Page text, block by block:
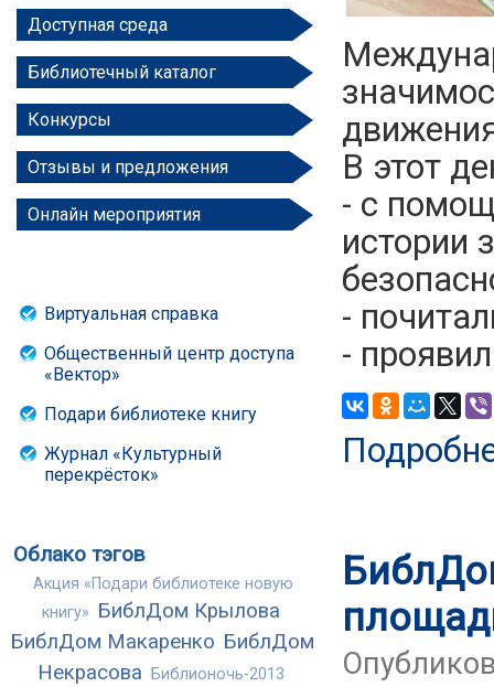
Доступная среда
Библиотечный каталог
Конкурсы
Отзывы и предложения
Онлайн мероприятия
Виртуальная справка
Общественный центр доступа
«Вектор»
Подари библиотеке книгу
Журнал «Культурный
перекрёсток»
Облако тэгов
Акция «Подари библиотеке новую
книгу» БиблДом Крылова
БиблДом Макаренко БиблДом
Некрасова
Библионочь-2013
В этот
- с
истории
-
-